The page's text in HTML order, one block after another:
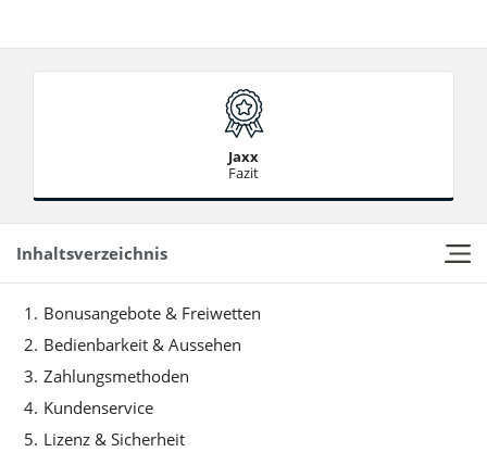
Jaxx
Fazit
Inhaltsverzeichnis
Bonusangebote & Freiwetten
Bedienbarkeit & Aussehen
Zahlungsmethoden
Kundenservice
Lizenz & Sicherheit